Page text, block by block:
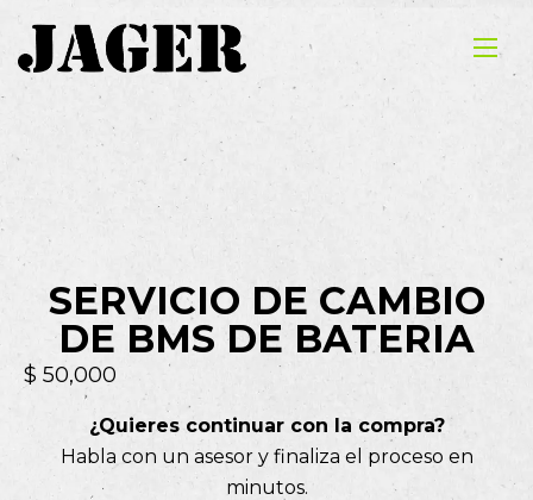
SERVICIO DE CAMBIO
DE BMS DE BATERIA
$ 50,000
¿Quieres continuar con la compra?
Habla con un asesor y finaliza el proceso en
minutos.